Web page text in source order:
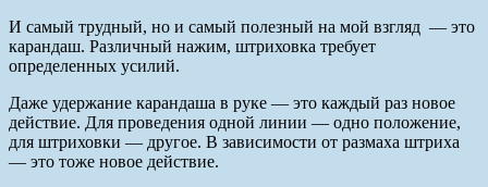
И самый трудный, но и самый полезный на мой взгляд — это
карандаш. Различный нажим, штриховка требует
определенных усилий.
Даже удержание карандаша в руке — это каждый раз новое
действие. Для проведения одной линии — одно положение,
для штриховки — другое. В зависимости от размаха штриха
— это тоже новое действие.